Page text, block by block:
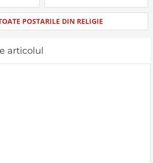
am
chiar
înzestrat pe om, creatura
Sa, cu cinci simţuri. Ceea ce
nu vedem simţim, sau
POSTARILE DIN RELIGIE
articolul